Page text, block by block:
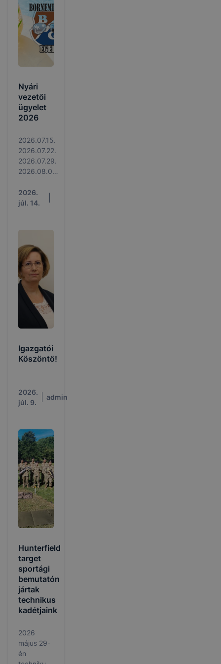
Nyári
vezetői
ügyelet
2026
2026.07.15.
2026.07.22.
2026.07.29.
2026.08.05.
2026.
júl. 14.
Igazgatói
Köszöntő!
2026.
júl. 9.
admin
Hunterfield
target
sportági
bemutatón
jártak
technikus
kadétjaink
2026
május 29-
én